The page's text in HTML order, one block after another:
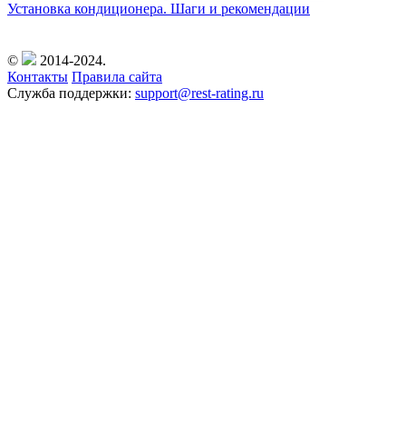
Установка кондиционера. Шаги и рекомендации
©
2014-2024.
Контакты Правила сайта
Служба поддержки: support@rest-rating.ru